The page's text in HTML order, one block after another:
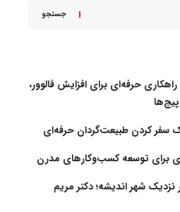
جستجو
حرفه‌ای برای افزایش فالوور،
سفر کردن طبیعت‌گردان حرفه‌ای
برای توسعه کسب‌وکارهای مدرن
نزدیک شهر اندیشه؛ دکتر مریم